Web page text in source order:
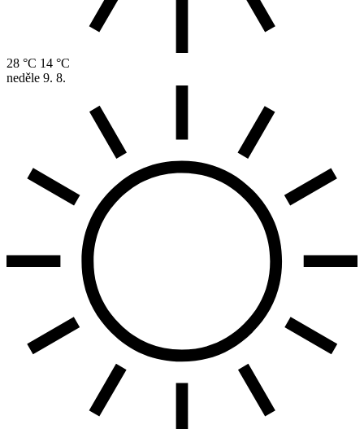
28 °C 14 °C
neděle 9. 8.